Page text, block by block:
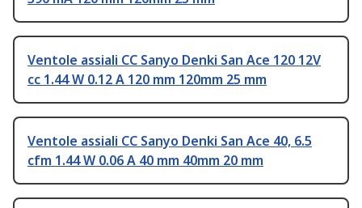
Ventole assiali CC Sanyo Denki San Ace 120 12V
cc 1.44 W 0.12 A 120 mm 120mm 25 mm
Ventole assiali CC Sanyo Denki San Ace 40, 6.5
cfm 1.44 W 0.06 A 40 mm 40mm 20 mm